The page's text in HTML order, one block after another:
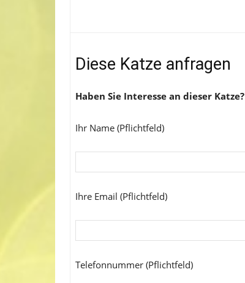
Diese Katze anfragen
Haben Sie Interesse an dieser Katze?
Ihr Name (Pflichtfeld)
Ihre Email (Pflichtfeld)
Telefonnummer (Pflichtfeld)